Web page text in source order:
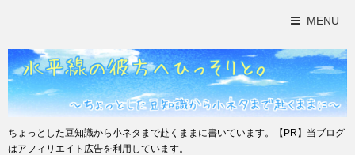
MENU
ちょっとした豆知識から小ネタまで赴くままに書いています。【PR】当ブログ
はアフィリエイト広告を利用しています。